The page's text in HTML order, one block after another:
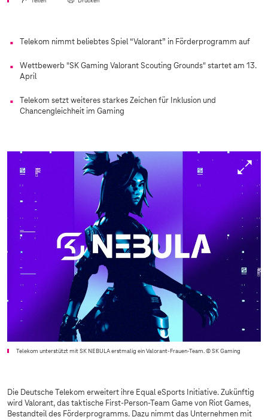
Telekom nimmt beliebtes Spiel “Valorant” in Förderprogramm auf
Wettbewerb "SK Gaming Valorant Scouting Grounds" startet am 13.
April
Telekom setzt weiteres starkes Zeichen für Inklusion und
Chancengleichheit im Gaming
Telekom unterstützt mit SK NEBULA erstmalig ein Valorant-Frauen-Team.© SK Gaming
Die Deutsche Telekom erweitert ihre Equal eSports Initiative. Zukünftig
wird Valorant, das taktische First-Person-Team Game von Riot Games,
Bestandteil des Förderprogramms. Dazu nimmt das Unternehmen mit